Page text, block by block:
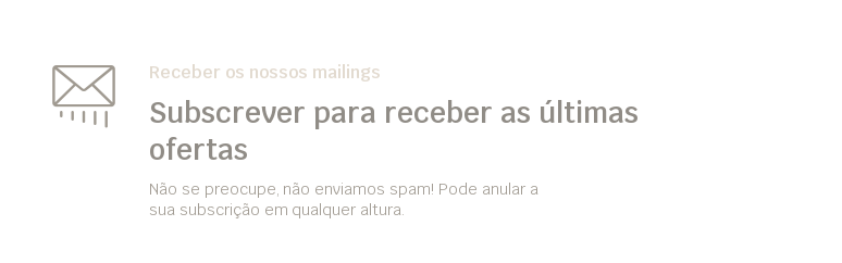
Receber os nossos mailings
Subscrever para receber as últimas
ofertas
Não se preocupe, não enviamos spam! Pode anular a
sua subscrição em qualquer altura.